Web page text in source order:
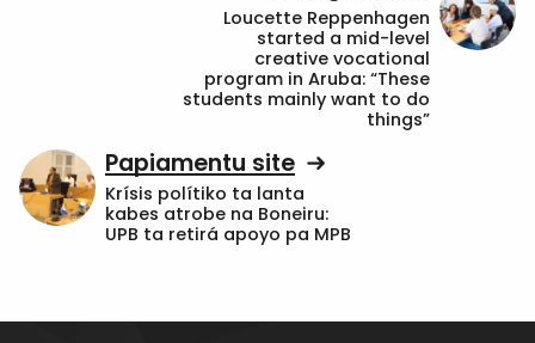
Loucette Reppenhagen
started a mid-level
creative vocational
program in Aruba: “These
students mainly want to do
things”
Papiamentu site
Krísis polítiko ta lanta
kabes atrobe na Boneiru:
UPB ta retirá apoyo pa MPB